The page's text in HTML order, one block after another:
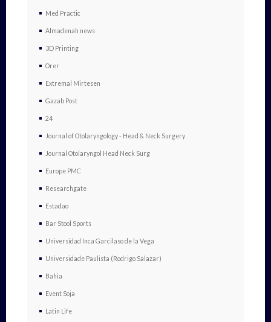
Med Practic
Almadenah news
3D Printing
Orer
Extremal Mirtesen
Gazab Post
24
Journal of Otolaryngology - Head & Neck Surgery
Journal Otolaryngol Head Neck Surg
Europe PMC
Researchgate
Estadao
Bar Stool Sports
Universidad Inca Garcilaso de la Vega
Universidade Paulista (Rodrigo Salazar)
Bahia
Event Soja
Latin Life